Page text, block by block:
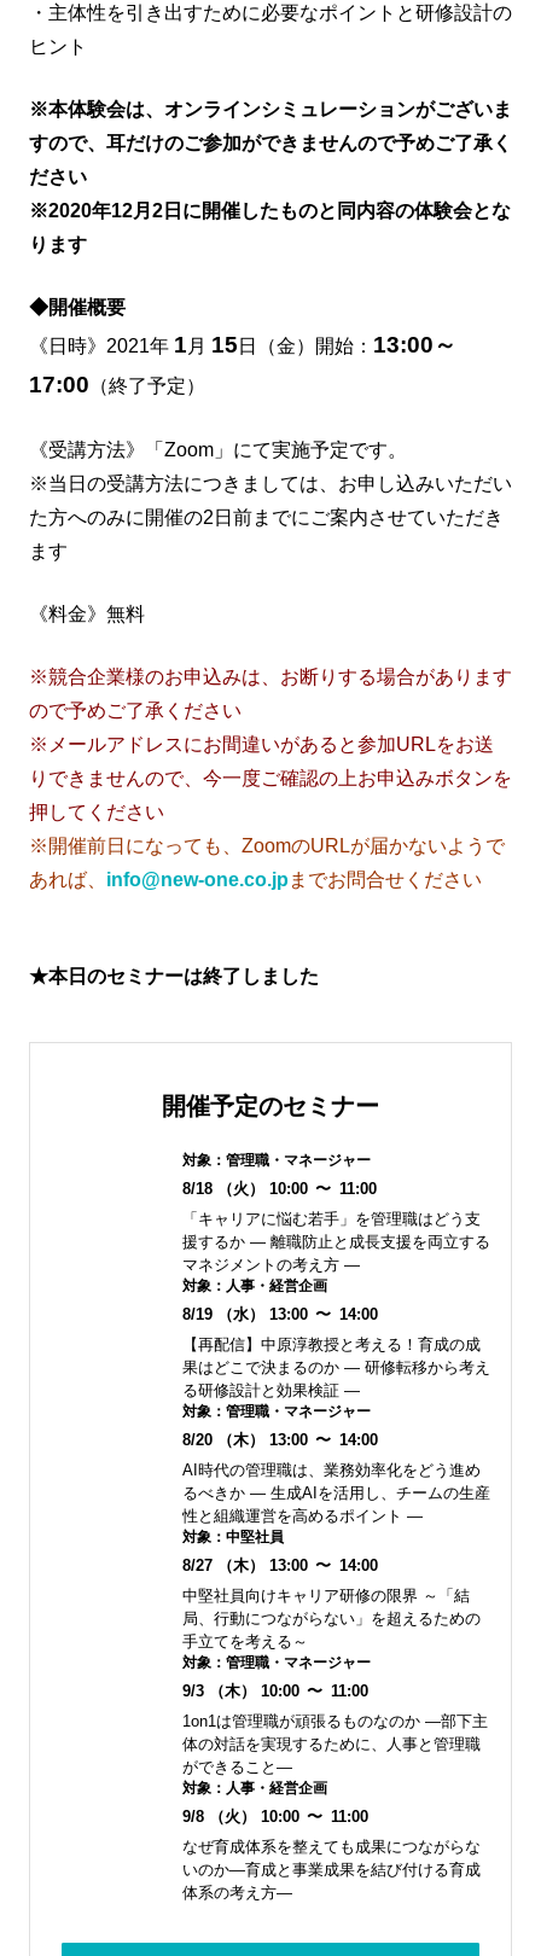
・主体性を引き出すために必要なポイントと研修設計の
ヒント
※本体験会は、オンラインシミュレーションがございま
すので、耳だけのご参加ができませんので予めご了承く
ださい
※2020年12月2日に開催したものと同内容の体験会とな
ります
◆開催概要
《日時》2021年 1 月 15 日（金）開始： 13:00～
17:00 （終了予定）
《受講方法》「Zoom」にて実施予定です。
※当日の受講方法につきましては、お申し込みいただい
た方へのみに開催の2日前までにご案内させていただき
ます
《料金》無料
※競合企業様のお申込みは、お断りする場合があります
ので予めご了承ください
※メールアドレスにお間違いがあると参加URLをお送
りできませんので、今一度ご確認の上お申込みボタンを
押してください
※開催前日になっても、ZoomのURLが届かないようで
あれば、 info@new-one.co.jpまでお問合せください
★本日のセミナーは終了しました
開催予定のセミナー
対象： 管理職・マネージャー
8/18 （火） 10:00 〜 11:00
「キャリアに悩む若手」を管理職はどう支
援するか ― 離職防止と成長支援を両立する
マネジメントの考え方 ―
対象： 人事・経営企画
8/19 （水） 13:00 〜 14:00
【再配信】中原淳教授と考える！育成の成
果はどこで決まるのか ― 研修転移から考え
る研修設計と効果検証 ―
対象： 管理職・マネージャー
8/20 （木） 13:00 〜 14:00
AI時代の管理職は、業務効率化をどう進め
るべきか ― 生成AIを活用し、チームの生産
性と組織運営を高めるポイント ―
対象： 中堅社員
8/27 （木） 13:00 〜 14:00
中堅社員向けキャリア研修の限界 ～「結
局、行動につながらない」を超えるための
手立てを考える～
対象： 管理職・マネージャー
9/3 （木） 10:00 〜 11:00
1on1は管理職が頑張るものなのか ―部下主
体の対話を実現するために、人事と管理職
ができること―
対象： 人事・経営企画
9/8 （火） 10:00 〜 11:00
なぜ育成体系を整えても成果につながらな
いのか―育成と事業成果を結び付ける育成
体系の考え方―